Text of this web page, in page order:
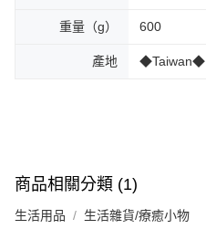
重量（g） 600
產地 ◆Taiwan◆
商品相關分類 (1)
生活用品 生活雜貨/療癒小物